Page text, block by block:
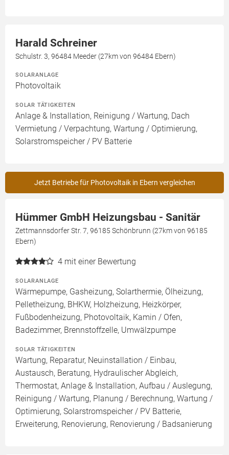
Harald Schreiner
Schulstr. 3, 96484 Meeder (27km von 96484 Ebern)
SOLARANLAGE
Photovoltaik
SOLAR TÄTIGKEITEN
Anlage & Installation, Reinigung / Wartung, Dach
Vermietung / Verpachtung, Wartung / Optimierung,
Solarstromspeicher / PV Batterie
Jetzt Betriebe für Photovoltaik in Ebern vergleichen
Hümmer GmbH Heizungsbau - Sanitär
Zettmannsdorfer Str. 7, 96185 Schönbrunn (27km von 96185
Ebern)
4 mit einer Bewertung
SOLARANLAGE
Wärmepumpe, Gasheizung, Solarthermie, Ölheizung,
Pelletheizung, BHKW, Holzheizung, Heizkörper,
Fußbodenheizung, Photovoltaik, Kamin / Ofen,
Badezimmer, Brennstoffzelle, Umwälzpumpe
SOLAR TÄTIGKEITEN
Wartung, Reparatur, Neuinstallation / Einbau,
Austausch, Beratung, Hydraulischer Abgleich,
Thermostat, Anlage & Installation, Aufbau / Auslegung,
Reinigung / Wartung, Planung / Berechnung, Wartung /
Optimierung, Solarstromspeicher / PV Batterie,
Erweiterung, Renovierung, Renovierung / Badsanierung